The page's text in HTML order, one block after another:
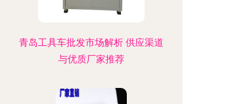
青岛工具车批发市场解析 供应渠道
与优质厂家推荐